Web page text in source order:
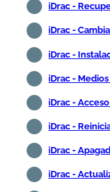
iDrac -
iDrac -
iDrac -
iDrac -
iDrac -
iDrac -
iDrac -
iDrac -